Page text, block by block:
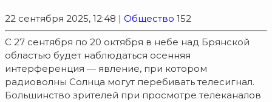
22 сентября 2025, 12:48 | Общество 152
С 27 сентября по 20 октября в небе над Брянской
областью будет наблюдаться осенняя
интерференция — явление, при котором
радиоволны Солнца могут перебивать телесигнал.
Большинство зрителей при просмотре телеканалов